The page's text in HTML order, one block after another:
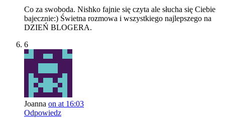
Co za swoboda. Nishko fajnie się czyta ale słucha się Ciebie
bajecznie:) Świetna rozmowa i wszystkiego najlepszego na
DZIEŃ BLOGERA.
6
Joanna on at 16:03
Odpowiedz